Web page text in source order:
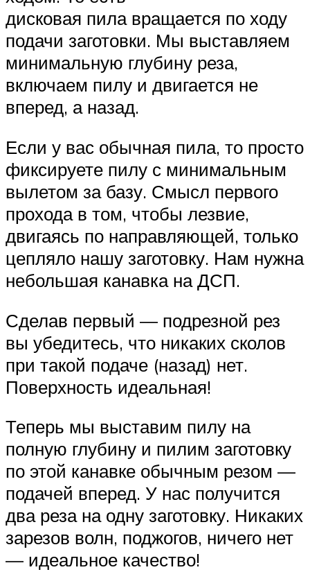
дисковая пила вращается по ходу
подачи заготовки. Мы выставляем
минимальную глубину реза,
включаем пилу и двигается не
вперед, а назад.
Если у вас обычная пила, то просто
фиксируете пилу с минимальным
вылетом за базу. Смысл первого
прохода в том, чтобы лезвие,
двигаясь по направляющей, только
цепляло нашу заготовку. Нам нужна
небольшая канавка на ДСП.
Сделав первый — подрезной рез
вы убедитесь, что никаких сколов
при такой подаче (назад) нет.
Поверхность идеальная!
Теперь мы выставим пилу на
полную глубину и пилим заготовку
по этой канавке обычным резом —
подачей вперед. У нас получится
два реза на одну заготовку. Никаких
зарезов волн, поджогов, ничего нет
— идеальное качество!